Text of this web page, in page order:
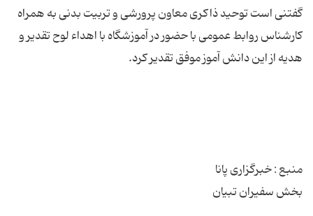
گفتنی است توحید ذاکری معاون پرورشی و تربیت بدنی به همراه
کارشناس روابط عمومی با حضور در آموزشگاه با اهداء لوح تقدیر و
بخش سفیران تبیان